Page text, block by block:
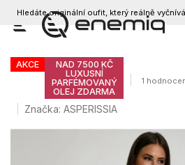
Přejít
Hledáte originální oufit, který reálně
CZK
Dámský overal
AKCE
NAD 7500 KČ
LUXUSNÍ
PARFÉMOVANÝ
OLEJ ZDARMA
Průměrné
5,0
z
5
1
Značka:ASPERISSIA